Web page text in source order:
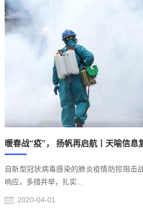
暖春战“疫”， 扬帆再启航丨天喻信息
自新型冠状病毒感染的肺炎疫情防控阻击
响应，多措并举，扎实...
2020-04-01